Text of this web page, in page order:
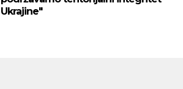
Ukrajine"